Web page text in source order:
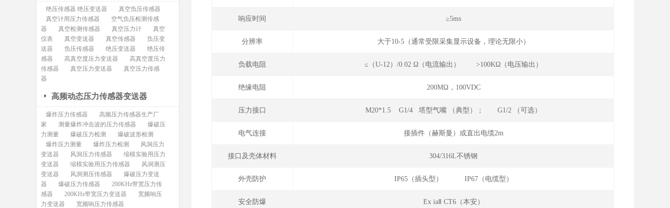
响应时间 ≥5ms
分辨率 大于10-5（通常受限采集显示设备，理论无限小）
负载电阻 ≤（U-12）/0.02 Ω（电流输出） >100KΩ（电压输出）
绝缘电阻 200MΩ，100VDC
压力接口 M20*1.5 G1/4 塔型气嘴 （典型）； G1/2 （可选）
电气连接 接插件（赫斯曼）或直出电缆2m
接口及壳体材料 304/316L不锈钢
外壳防护 IP65（插头型） IP67（电缆型）
安全防爆 Ex iaⅡ CT6（本安）
绝压传感器 绝压变送器
真空负压传感器
真空计用压力传感器
空气负压检测传感
器
真空检测传感器 真空压力计
真空
仪表
真空变送器 真空传感器
负压变
送器
负压传感器 绝压变送器
绝压传
感器
高真空度压力变送器
高真空度压力
传感器
真空压力变送器
真空压力传感
器
高频动态压力传感器变送器
爆炸压力传感器
高频压力传感器生产厂
家
测量爆炸冲击波的压力传感器
爆破压
力测量
爆破压力检测
爆破波形检测
爆炸压力测量
爆炸压力检测
风洞压力
变送器
风洞压力传感器
缩模实验用压力
变送器
缩模实验用压力传感器
风洞测压
变送器
风洞测压传感器
爆破压力变送
器
爆破压力传感器
200KHz带宽压力传
感器
200KHz带宽压力变送器
宽频响压
力变送器
宽频响压力传感器